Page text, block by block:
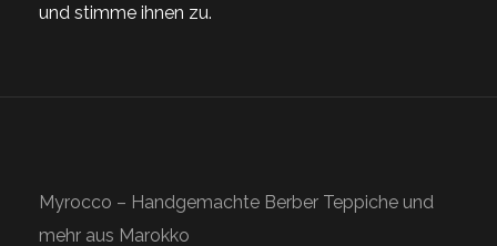
und stimme ihnen zu.
Myrocco – Handgemachte Berber Teppiche und
mehr aus Marokko